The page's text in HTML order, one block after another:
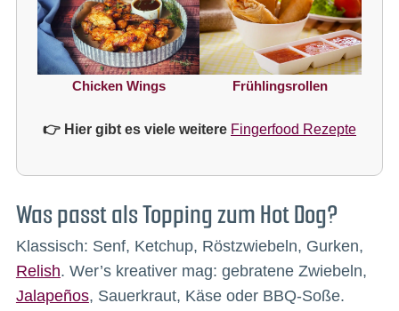
Chicken Wings Frühlingsrollen
👉 Hier gibt es viele weitere Fingerfood Rezepte
Was passt als Topping zum Hot Dog?
Klassisch: Senf, Ketchup, Röstzwiebeln, Gurken,
Relish. Wer’s kreativer mag: gebratene Zwiebeln,
Jalapeños, Sauerkraut, Käse oder BBQ-Soße.